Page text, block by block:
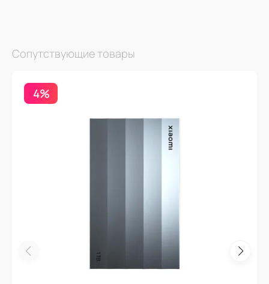
Сопутствующие товары
4%